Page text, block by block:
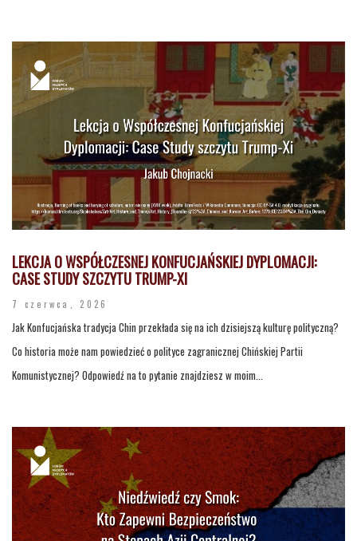
LEKCJA O WSPÓŁCZESNEJ KONFUCJAŃSKIEJ DYPLOMACJI:
CASE STUDY SZCZYTU TRUMP-XI
7 czerwca, 2026
Jak Konfucjańska tradycja Chin przekłada się na ich dzisiejszą kulturę polityczną?
Co historia może nam powiedzieć o polityce zagranicznej Chińskiej Partii
Komunistycznej? Odpowiedź na to pytanie znajdziesz w moim...